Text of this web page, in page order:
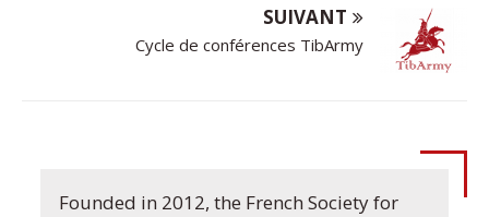
SUIVANT
Cycle de conférences TibArmy
Founded in 2012, the French Society for